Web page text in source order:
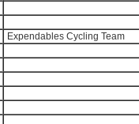
Expendables Cycling Team